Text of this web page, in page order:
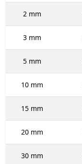
2 mm
3 mm
5 mm
10 mm
15 mm
20 mm
30 mm